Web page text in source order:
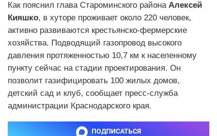
Как пояснил глава Староминского района Алексей
Кияшко, в хуторе проживает около 220 человек,
активно развиваются крестьянско-фермерские
хозяйства. Подводящий газопровод высокого
давления протяженностью 10,7 км к населенному
пункту сейчас на стадии проектирования. Он
позволит газифицировать 100 жилых домов,
детский сад и клуб, сообщает пресс-служба
администрации Краснодарского края.
ПОДПИСАТЬСЯ